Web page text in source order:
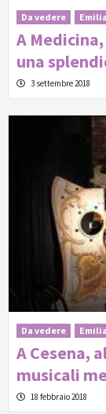
Da vedere
A
una
3 settembre 2018
Da vedere
A Cesena,
musicali
18 febbraio 2018